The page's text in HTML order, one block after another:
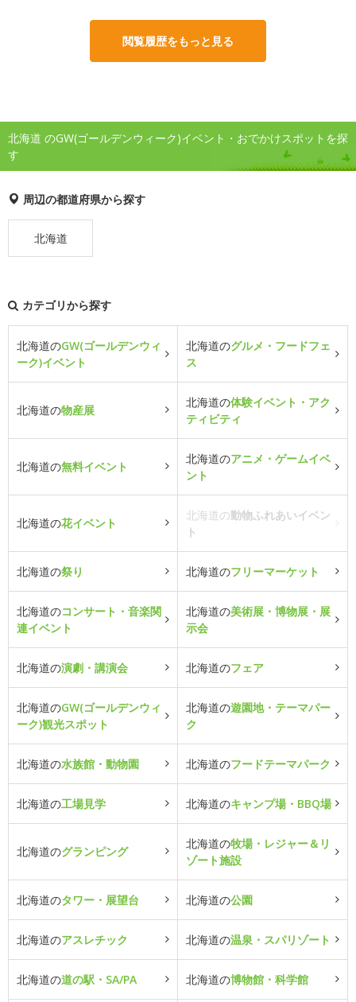
閲覧履歴をもっと見る
北海道 のGW(ゴールデンウィーク)イベント・おでかけスポットを探
す
周辺の都道府県から探す
北海道
カテゴリから探す
北海道のGW(ゴールデンウィ
ーク)イベント
北海道のグルメ・フードフェ
ス
北海道の物産展
北海道の体験イベント・アク
ティビティ
北海道の無料イベント
北海道のアニメ・ゲームイベ
ント
北海道の花イベント
北海道の動物ふれあいイベン
ト
北海道の祭り 北海道のフリーマーケット
北海道のコンサート・音楽関
連イベント
北海道の美術展・博物展・展
示会
北海道の演劇・講演会 北海道のフェア
北海道のGW(ゴールデンウィ
ーク)観光スポット
北海道の遊園地・テーマパー
ク
北海道の水族館・動物園 北海道のフードテーマパーク
北海道の工場見学 北海道のキャンプ場・BBQ場
北海道のグランピング
北海道の牧場・レジャー＆リ
ゾート施設
北海道のタワー・展望台 北海道の公園
北海道のアスレチック 北海道の温泉・スパリゾート
北海道の道の駅・SA/PA 北海道の博物館・科学館